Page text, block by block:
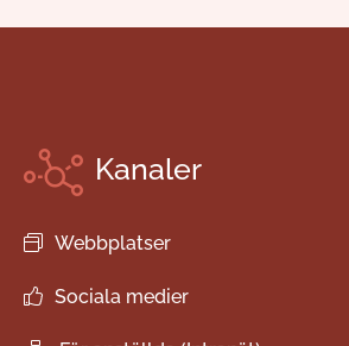
Kanaler
Webbplatser
Sociala medier